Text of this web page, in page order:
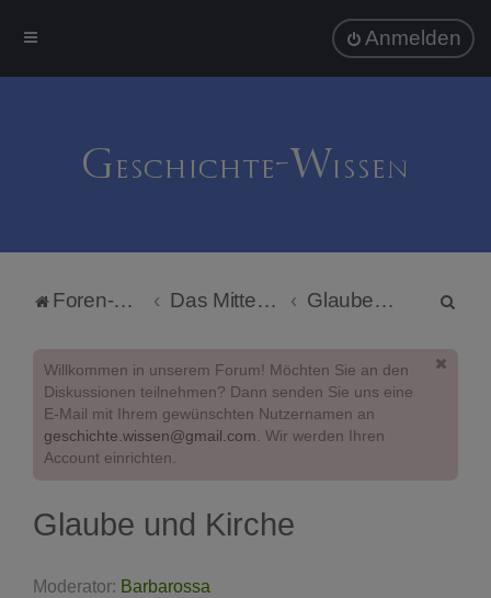
Anmelden
Foren-Übersicht Das Mittelalter Glaube und Kirche
Willkommen in unserem Forum! Möchten Sie an den
Diskussionen teilnehmen? Dann senden Sie uns eine
E-Mail mit Ihrem gewünschten Nutzernamen an
geschichte.wissen@gmail.com. Wir werden Ihren
Account einrichten.
Glaube und Kirche
Moderator: Barbarossa